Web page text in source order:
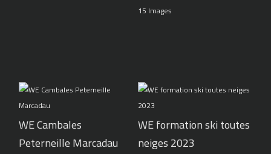
15 Images
WE Cambales
Peterneille Marcadau
WE formation ski toutes
neiges 2023